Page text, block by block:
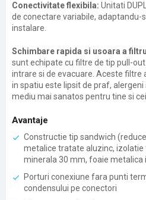
Conectivitate flexibila: Unitati
de conectare variabile, adaptandu-
instalare.
Schimbare rapida si usoara a
sunt echipate cu filtre de tip pull-
intrare si de evacuare. Aceste filtre
in spatiu este lipsit de praf,
mediu mai sanatos pentru tine si cei
Avantaje
Constructie tip sandwich
metalice tratate aluzinc, izolatie
minerala 30 mm, foaie
Porturi conexiune fara punti
condensului pe conectori